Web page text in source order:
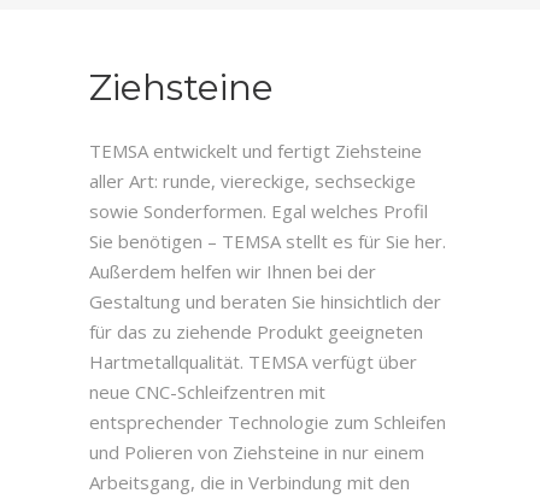
Ziehsteine
TEMSA entwickelt und fertigt Ziehsteine
aller Art: runde, viereckige, sechseckige
sowie Sonderformen. Egal welches Profil
Sie benötigen – TEMSA stellt es für Sie her.
Außerdem helfen wir Ihnen bei der
Gestaltung und beraten Sie hinsichtlich der
für das zu ziehende Produkt geeigneten
Hartmetallqualität. TEMSA verfügt über
neue CNC-Schleifzentren mit
entsprechender Technologie zum Schleifen
und Polieren von Ziehsteine in nur einem
Arbeitsgang, die in Verbindung mit den